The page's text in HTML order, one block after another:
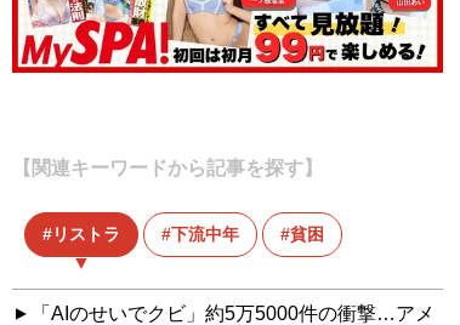
【関連キーワードから記事を探す】
リストラ 下流中年 貧困
「AIのせいでクビ」約5万5000件の衝撃…アメ